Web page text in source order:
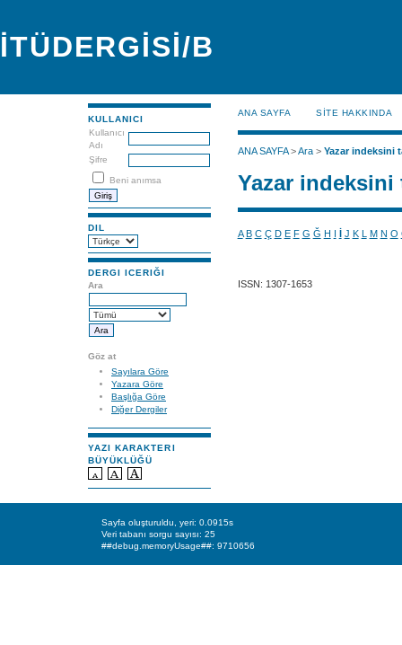
İTÜDERGİSİ/B
KULLANICI
Kullanıcı
Adı
Şifre
Beni anımsa
DIL
DERGI ICERIĞI
Ara
Göz at
Sayılara Göre
Yazara Göre
Başlığa Göre
Diğer Dergiler
YAZI KARAKTERI
BÜYÜKLÜĞÜ
ANA SAYFA SİTE HAKKINDA
ANA SAYFA>Ara> Yazar indeksini
Yazar indeksini
A B C Ç D E F G Ğ H I İ J K L M N O
ISSN: 1307-1653
Sayfa oluşturuldu, yeri: 0.0915s
Veri tabanı sorgu sayısı: 25
##debug.memoryUsage##: 9710656